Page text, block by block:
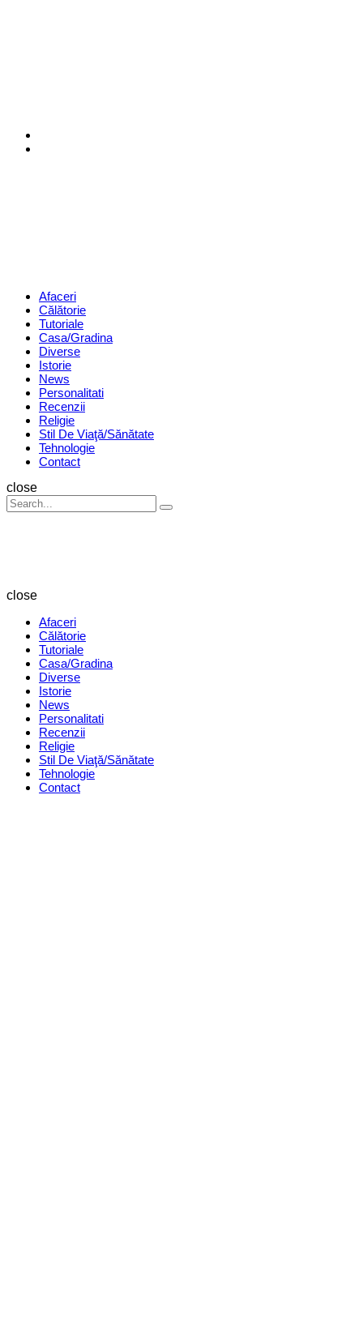
Menu Afaceri
Călătorie
Tutoriale
Casa/Gradina
Diverse
Istorie
News
Personalitati
Recenzii
Religie
Stil De Viaţă/Sănătate
Tehnologie
Contact
Search
close
Search
for:
Search
close
Afaceri
Călătorie
Tutoriale
Casa/Gradina
Diverse
Istorie
News
Personalitati
Recenzii
Religie
Stil De Viaţă/Sănătate
Tehnologie
Contact